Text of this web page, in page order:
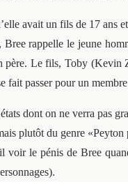
avait un fils de 17
Bree rappelle le jeune
père. Le fils, Toby
fait passer pour un
dont on ne verra pas
plutôt du genre
voir le pénis de Bree